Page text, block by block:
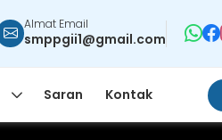
Almat Email
smppgii1@gmail.com
Saran Kontak